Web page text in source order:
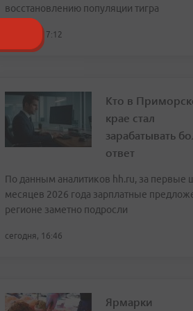
восстановлению популяции тигра
сегодня, 17:12
Кто в
крае стал
зарабатывать
ответ
По данным аналитиков hh.ru, за первые
месяцев 2026 года зарплатные
регионе заметно подросли
сегодня, 16:46
Ярмарки